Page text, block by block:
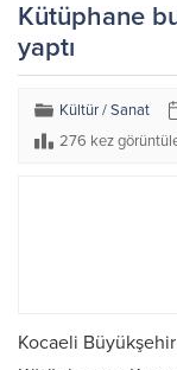
Kütüphane
yaptı
Kültür / Sanat
276 kez
Kocaeli